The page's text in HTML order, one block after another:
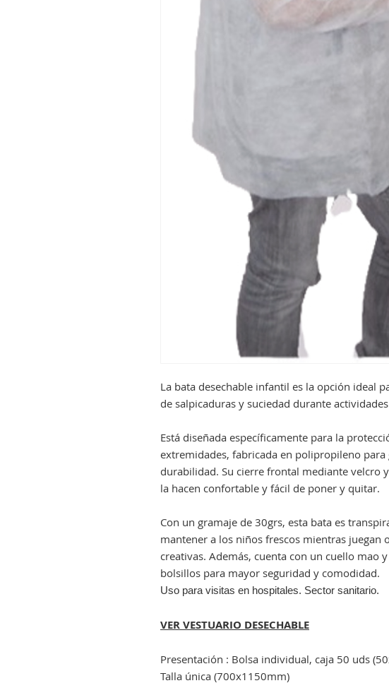
La bata desechable infantil es la opción ideal
de salpicaduras y suciedad durante
Está diseñada específicamente para la
extremidades, fabricada en polipropileno para
durabilidad. Su cierre frontal mediante velcro
la hacen confortable y fácil de poner y quitar.
Con un gramaje de 30grs, esta bata es
mantener a los niños frescos mientras juegan
creativas. Además, cuenta con un cuello mao
bolsillos para mayor seguridad y comodidad.
Uso para visitas en hospitales. Sector sanitario.
VER VESTUARIO DESECHABLE
Presentación : Bolsa individual, caja 50 uds
Talla única (700x1150mm)